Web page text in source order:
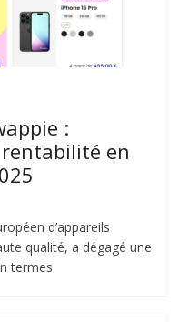
:
en
d’appareils
qualité, a dégagé une
termes